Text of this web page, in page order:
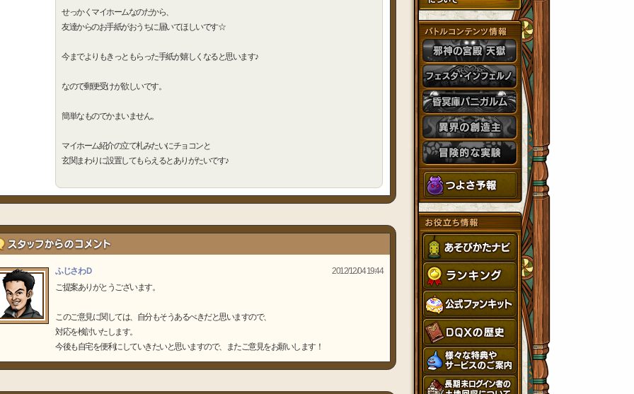
せっかくマイホームなのだから、
友達からのお手紙がおうちに届いてほしいです☆
今までよりもきっともらった手紙が嬉しくなると思います♪
なので郵便受けが欲しいです。
簡単なものでかまいません。
マイホーム紹介の立て札みたいにチョコンと
玄関まわりに設置してもらえるとありがたいです♪
ふじさわＤ
2012/12/04 19:44
ご提案ありがとうございます。
このご意見に関しては、自分もそうあるべきだと思いますので、
対応を検討いたします。
今後も自宅を便利にしていきたいと思いますので、またご意見をお願いします！